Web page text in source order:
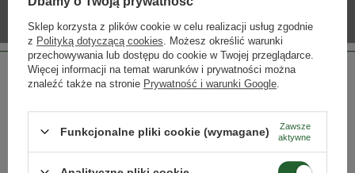
DOŁĄCZ DO PROGRAMU
Strona przeznaczona dla osób pełnoletnich.
Sklep korzysta z plików cookie w celu realizacji usług zgodnie
z Polityką dotyczącą cookies . Możesz określić warunki
przechowywania lub dostępu do cookie w Twojej przeglądarce.
Więcej informacji na temat warunków i prywatności można
znaleźć także na stronie Prywatność i warunki Google
Funkcjonalne pliki cookie (wymagane)
Zawsze
aktywne